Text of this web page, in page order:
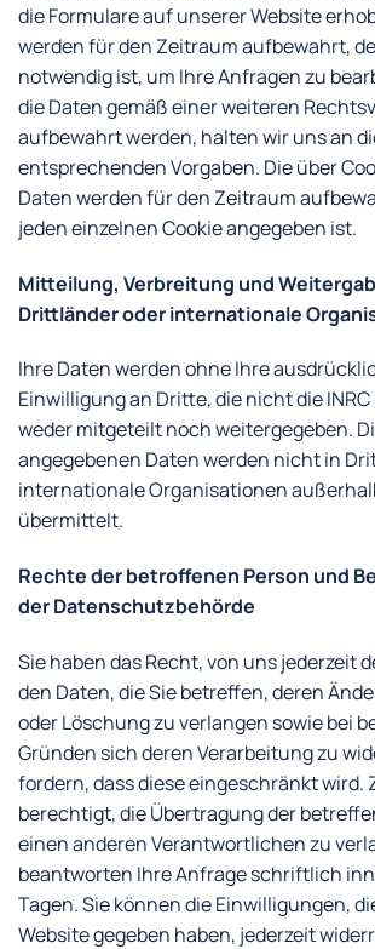
die Formulare auf unserer Website
werden für den Zeitraum aufbewahrt,
notwendig ist, um Ihre Anfragen zu
die Daten gemäß einer weiteren
aufbewahrt werden, halten wir uns an
entsprechenden Vorgaben. Die über
Daten werden für den Zeitraum
jeden einzelnen Cookie angegeben ist.
Mitteilung, Verbreitung und
Drittländer oder internationale
Ihre Daten werden ohne Ihre
Einwilligung an Dritte, die nicht die INRC
weder mitgeteilt noch weitergegeben.
angegebenen Daten werden nicht in
internationale Organisationen
übermittelt.
Rechte der betroffenen Person und
der Datenschutzbehörde
Sie haben das Recht, von uns jederzeit
den Daten, die Sie betreffen, deren
oder Löschung zu verlangen sowie bei
Gründen sich deren Verarbeitung zu
fordern, dass diese eingeschränkt wird.
berechtigt, die Übertragung der
einen anderen Verantwortlichen zu
beantworten Ihre Anfrage schriftlich
Tagen. Sie können die Einwilligungen,
Website gegeben haben, jederzeit